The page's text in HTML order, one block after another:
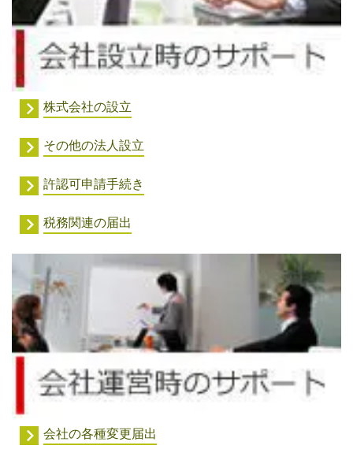
株式会社の設立
その他の法人設立
許認可申請手続き
税務関連の届出
会社の各種変更届出